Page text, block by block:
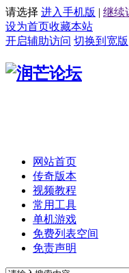
请选择 进入手机版 | 继续
设为首页收藏本站
开启辅助访问 切换到宽版
网站首页
传奇版本
视频教程
常用工具
单机游戏
免费列表空间
免责声明